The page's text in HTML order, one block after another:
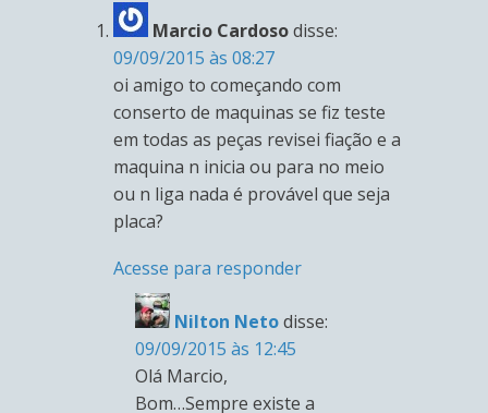
Marcio Cardosodisse:
09/09/2015 às 08:27
oi amigo to começando com
conserto de maquinas se fiz teste
em todas as peças revisei fiação e a
maquina n inicia ou para no meio
ou n liga nada é provável que seja
placa?
Acesse para responder
Nilton Netodisse:
09/09/2015 às 12:45
Olá Marcio,
Bom…Sempre existe a